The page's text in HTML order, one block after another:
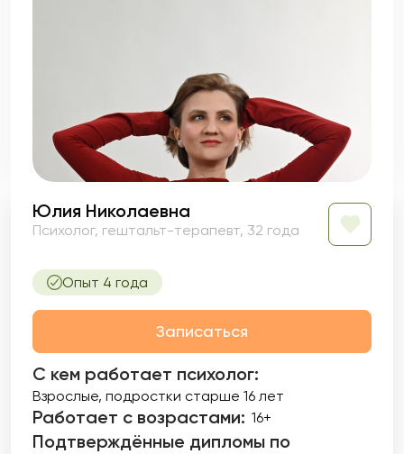
Юлия Николаевна
Психолог, гештальт-терапевт, 32 года
Опыт 4 года
Записаться
С кем работает психолог:
Взрослые, подростки старше 16 лет
Работает с возрастами: 16+
Подтверждённые дипломы по